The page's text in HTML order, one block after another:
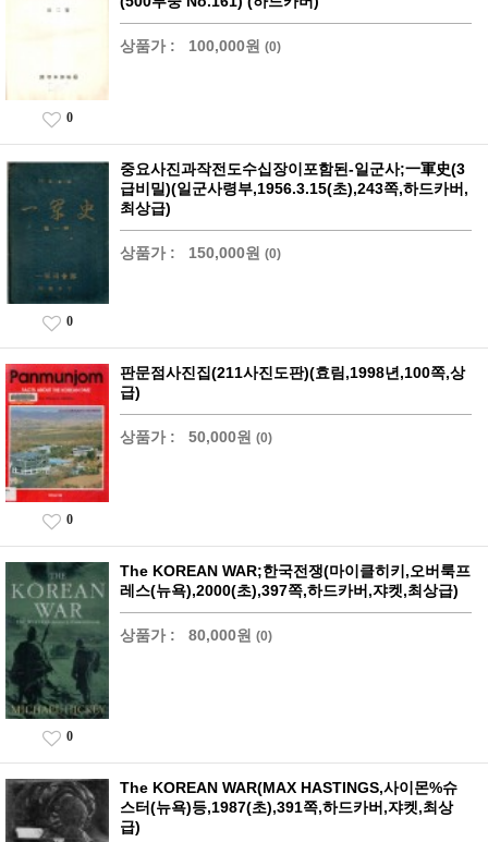
상품가 : 100,000원 (0)
0
중요사진과작전도수십장이포함된-일군사;一軍史(3
급비밀)(일군사령부,1956.3.15(초),243쪽,하드카버,
최상급)
상품가 : 150,000원 (0)
0
판문점사진집(211사진도판)(효림,1998년,100쪽,상
급)
상품가 : 50,000원 (0)
0
The KOREAN WAR;한국전쟁(마이클히키,오버룩프
레스(뉴욕),2000(초),397쪽,하드카버,쟈켓,최상급)
상품가 : 80,000원 (0)
0
The KOREAN WAR(MAX HASTINGS,사이몬%슈
스터(뉴욕)등,1987(초),391쪽,하드카버,쟈켓,최상
급)